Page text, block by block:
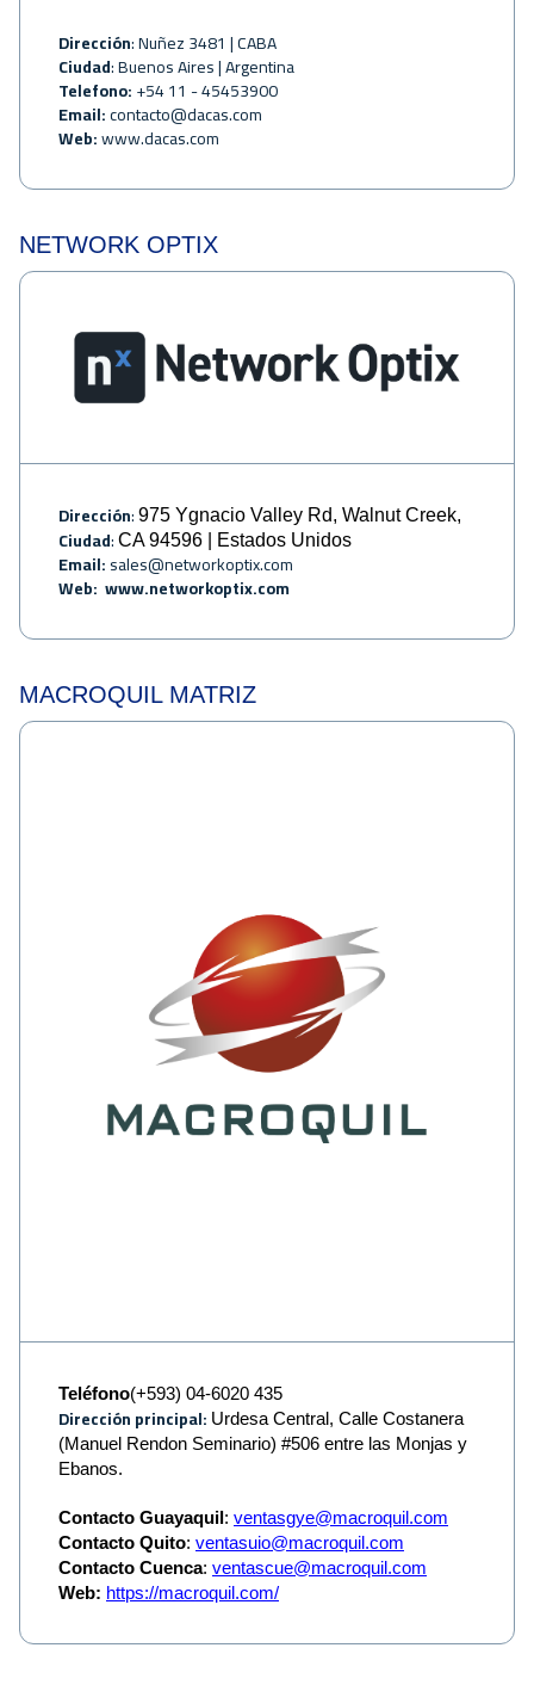
Dirección: Nuñez 3481 | CABA
Ciudad: Buenos Aires | Argentina
Telefono:+54 11 - 45453900
Email:contacto@dacas.com
Web:www.dacas.com
NETWORK OPTIX
Dirección: 975 Ygnacio Valley Rd, Walnut Creek,
Ciudad: CA 94596 | Estados Unidos
Email:sales@networkoptix.com
Web: www.networkoptix.com
MACROQUIL MATRIZ
Teléfono(+593) 04-6020 435
Dirección principal: Urdesa Central, Calle Costanera
(Manuel Rendon Seminario) #506 entre las Monjas y
Ebanos.
Contacto Guayaquil : ventasgye@macroquil.com
Contacto Quito: ventasuio@macroquil.com
Contacto Cuenca: ventascue@macroquil.com
Web: https://macroquil.com/